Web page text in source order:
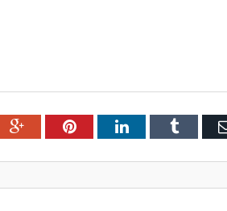
Google+PinterestLinkedInTumblr